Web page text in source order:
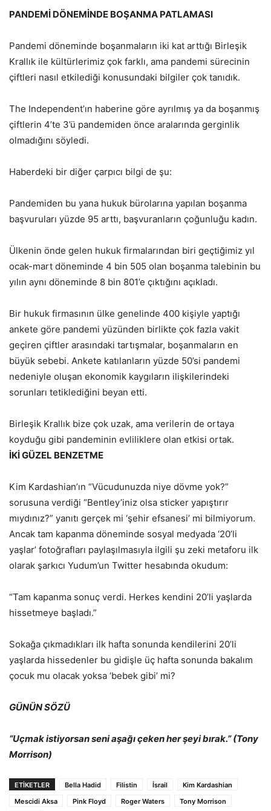
PANDEMİ DÖNEMİNDE BOŞANMA PATLAMASI
Pandemi döneminde boşanmaların iki kat arttığı Birleşik
Krallık ile kültürlerimiz çok farklı, ama pandemi sürecinin
çiftleri nasıl etkilediği konusundaki bilgiler çok tanıdık.
The Independent’ın haberine göre ayrılmış ya da boşanmış
çiftlerin 4’te 3’ü pandemiden önce aralarında gerginlik
olmadığını söyledi.
Haberdeki bir diğer çarpıcı bilgi de şu:
Pandemiden bu yana hukuk bürolarına yapılan boşanma
başvuruları yüzde 95 arttı, başvuranların çoğunluğu kadın.
Ülkenin önde gelen hukuk firmalarından biri geçtiğimiz yıl
ocak-mart döneminde 4 bin 505 olan boşanma talebinin bu
yılın aynı döneminde 8 bin 801’e çıktığını açıkladı.
Bir hukuk firmasının ülke genelinde 400 kişiyle yaptığı
ankete göre pandemi yüzünden birlikte çok fazla vakit
geçiren çiftler arasındaki tartışmalar, boşanmaların en
büyük sebebi. Ankete katılanların yüzde 50’si pandemi
nedeniyle oluşan ekonomik kaygıların ilişkilerindeki
sorunları tetiklediğini beyan etti.
Birleşik Krallık bize çok uzak, ama verilerin de ortaya
koyduğu gibi pandeminin evliliklere olan etkisi ortak.
İKİ GÜZEL BENZETME
Kim Kardashian’ın “Vücudunuzda niye dövme yok?”
sorusuna verdiği “Bentley’iniz olsa sticker yapıştırır
mıydınız?” yanıtı gerçek mi ‘şehir efsanesi’ mi bilmiyorum.
Ancak tam kapanma döneminde sosyal medyada ‘20’li
yaşlar’ fotoğrafları paylaşılmasıyla ilgili şu zeki metaforu ilk
olarak şarkıcı Yudum’un Twitter hesabında okudum:
“Tam kapanma sonuç verdi. Herkes kendini 20’li yaşlarda
hissetmeye başladı.”
Sokağa çıkmadıkları ilk hafta sonunda kendilerini 20’li
yaşlarda hissedenler bu gidişle üç hafta sonunda bakalım
çocuk mu olacak yoksa ‘bebek gibi’ mi?
GÜNÜN SÖZÜ
“Uçmak istiyorsan seni aşağı çeken her şeyi bırak.” (Tony
Morrison)
ETİKETLER Bella Hadid Filistin İsrail
Kim Kardashian
Mescidi Aksa
Pink Floyd Roger Waters
Tony Morrison